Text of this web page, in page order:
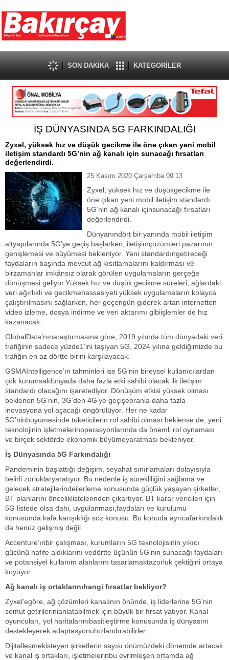
SON DAKİKA KATEGORİLER
İŞ DÜNYASINDA 5G FARKINDALIĞI
​Zyxel, yüksek hız ve düşük gecikme ile öne çıkan yeni mobil
iletişim standardı 5G’nin ağ kanalı için sunacağı fırsatları
değerlendirdi.
25 Kasım 2020 Çarşamba 09:13
Zyxel, yüksek hız ve düşükgecikme ile
öne çıkan yeni mobil iletişim standardı
5G’nin ağ kanalı içinsunacağı fırsatları
değerlendirdi.
Dünyanındört bir yanında mobil iletişim
altyapılarında 5G’ye geçiş başlarken, iletişimçözümleri pazarının
genişlemesi ve büyümesi bekleniyor. Yeni standardıngetireceği
faydaların başında mevcut ağ kısıtlamalarını kaldırması ve
birzamanlar imkânsız olarak görülen uygulamaların gerçeğe
dönüşmesi geliyor.Yüksek hız ve düşük gecikme süreleri, ağlardaki
veri ağırlıklı ve gecikmehassasiyeti yüksek uygulamaların kolayca
çalıştırılmasını sağlarken, her geçengün giderek artan internetten
video izleme, dosya indirme ve veri aktarımı gibiişlemler de hız
kazanacak.
GlobalData’nınaraştırmasına göre, 2019 yılında tüm dünyadaki veri
trafiğinin sadece yüzde1’ini taşıyan 5G, 2024 yılına geldiğimizde bu
trafiğin en az dörtte birini karşılayacak.
GSMAIntelligence’ın tahminleri ise 5G’nin bireysel kullanıcılardan
çok kurumsaldünyada daha fazla etki sahibi olacak ilk iletişim
standardı olacağını işaretediyor. Dönüşüm etkisi yüksek olması
beklenen 5G’nin, 3G’den 4G’ye geçişeoranla daha fazla
inovasyona yol açacağı öngörülüyor. Her ne kadar
5G’ninbüyümesinde tüketicilerin rol sahibi olması beklense de, yeni
teknolojinin işletmelerinoperasyonlarında da önemli rol oynaması
ve birçok sektörde ekonomik büyümeyaratması bekleniyor.
İş Dünyasında 5G Farkındalığı
Pandeminin başlattığı değişim, seyahat sınırlamaları dolayısıyla
belirli zorluklaryaratıyor. Bu nedenle iş sürekliliğini sağlama ve
gelecek stratejilerindeilerleme konusunda güçlük yaşayan şirketler,
BT planlarını önceliklistelerinden çıkartıyor. BT karar vericileri için
5G listede olsa dahi, uygulanması,faydaları ve kurulumu
konusunda kafa karışıklığı söz konusu. Bu konuda ayrıcafarkındalık
da henüz gelişmiş değil.
Accenture’ınbir çalışması, kurumların 5G teknolojisinin yıkıcı
gücünü hafife aldıklarını vedörtte üçünün 5G’nin sunacağı faydaları
ve potansiyel kullanım alanlarını tasarlamaktazorluk çektiğini ortaya
koyuyor.
Ağ kanalı iş ortaklarınıhangi fırsatlar bekliyor?
Zyxel’egöre, ağ çözümleri kanalının önünde, iş liderlerine 5G’nin
somut getirilerinianlatabilmek için büyük bir fırsat yatıyor. Kanal
oyuncuları, yol haritalarınıbasitleştirme konusunda iş dünyasını
destekleyerek adaptasyonuhızlandırabilirler.
Dijitalleşmekisteyen şirketlerin sayısı önümüzdeki dönemde artacak
ve kanal iş ortakları, işletmelerinbu evrimleşen ortamda ağ